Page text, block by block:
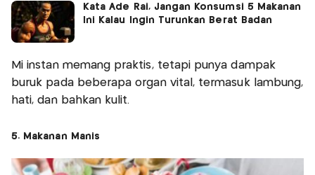
Kata Ade Rai, Jangan Konsumsi 5 Makanan
Ini Kalau Ingin Turunkan Berat Badan
Mi instan memang praktis, tetapi punya dampak
buruk pada beberapa organ vital, termasuk lambung,
hati, dan bahkan kulit.
5. Makanan Manis